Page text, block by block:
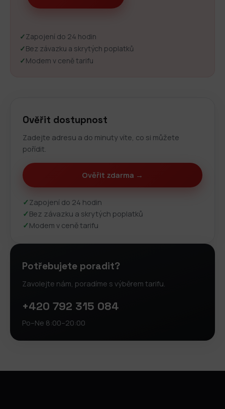
✓Zapojení do 24 hodin
✓Bez závazku a skrytých poplatků
✓Modem v ceně tarifu
Ověřit dostupnost
Zadejte adresu a do minuty víte, co si můžete
pořídit.
Ověřit zdarma →
✓Zapojení do 24 hodin
✓Bez závazku a skrytých poplatků
✓Modem v ceně tarifu
Potřebujete poradit?
Zavolejte nám, poradíme s výběrem tarifu.
+420 792 315 084
Po–Ne 8:00–20:00